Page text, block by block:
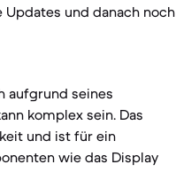
und danach noch
aufgrund seines
komplex sein. Das
und ist für ein
wie das Display